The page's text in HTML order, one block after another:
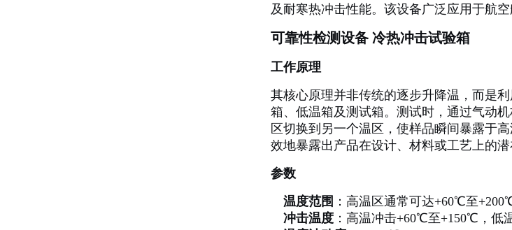
及耐寒热冲击性能。该设备广泛应用于航
可靠性检测设备 冷热冲击试验箱
工作原理
其核心原理并非传统的逐步升降温，而是
箱、低温箱及测试箱。测试时，通过气动
区切换到另一个温区，使样品瞬间暴露于
效地暴露出产品在设计、材料或工艺上的
参数
温度范围 ：高温区通常可达+60℃至
冲击温度 ：高温冲击+60℃至+150℃，低